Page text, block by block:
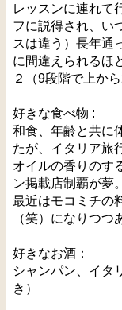
レッスンに連れて
フに説得され、い
スは違う）長年通
に間違えられる
２（9段階で上か
好きな食べ物 :
和食、年齢と共に
たが、イタリア旅
オイルの香りのす
ン掲載店制覇が夢
最近はモコミチの
（笑）になりつつ
好きなお酒：
シャンパン、イタ
き）